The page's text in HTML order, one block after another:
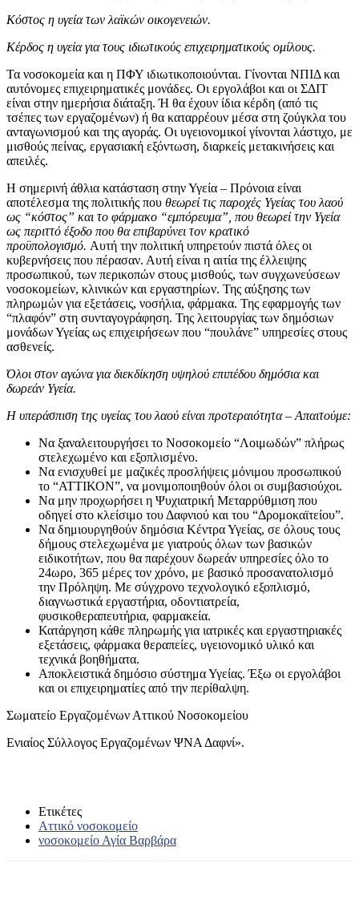
Κόστος η υγεία των λαϊκών οικογενειών.
Κέρδος η υγεία για τους ιδιωτικούς επιχειρηματικούς ομίλους.
Τα νοσοκομεία και η ΠΦΥ ιδιωτικοποιούνται. Γίνονται ΝΠΙΔ και
αυτόνομες επιχειρηματικές μονάδες. Οι εργολάβοι και οι ΣΔΙΤ
είναι στην ημερήσια διάταξη. Ή θα έχουν ίδια κέρδη (από τις
τσέπες των εργαζομένων) ή θα καταρρέουν μέσα στη ζούγκλα του
ανταγωνισμού και της αγοράς. Οι υγειονομικοί γίνονται λάστιχο, με
μισθούς πείνας, εργασιακή εξόντωση, διαρκείς μετακινήσεις και
απειλές.
Η σημερινή άθλια κατάσταση στην Υγεία – Πρόνοια είναι
αποτέλεσμα της πολιτικής που θεωρεί τις παροχές Υγείας του λαού
ως “κόστος” και το φάρμακο “εμπόρευμα”, που θεωρείτην Υγεία
ως περιττό έξοδο που θα επιβαρύνει τον κρατικό
προϋπολογισμό. Αυτή την πολιτική υπηρετούν πιστά όλες οι
κυβερνήσεις που πέρασαν. Αυτή είναι η αιτία της έλλειψης
προσωπικού, των περικοπών στους μισθούς, των συγχωνεύσεων
νοσοκομείων, κλινικών και εργαστηρίων. Της αύξησης των
πληρωμών για εξετάσεις, νοσήλια, φάρμακα. Της εφαρμογής των
“πλαφόν” στη συνταγογράφηση. Της λειτουργίας των δημόσιων
μονάδων Υγείας ως επιχειρήσεων που “πουλάνε” υπηρεσίες στους
ασθενείς.
Όλοι στον αγώνα για διεκδίκηση υψηλού επιπέδου δημόσια και
δωρεάν Υγεία.
Η υπεράσπιση της υγείας του λαού είναι προτεραιότητα – Απαιτούμε:
Να ξαναλειτουργήσει το Νοσοκομείο “Λοιμωδών” πλήρως
στελεχωμένο και εξοπλισμένο.
Να ενισχυθεί με μαζικές προσλήψεις μόνιμου προσωπικού
το “ΑΤΤΙΚΟΝ”, να μονιμοποιηθούν όλοι οι συμβασιούχοι.
Να μην προχωρήσει η Ψυχιατρική Μεταρρύθμιση που
οδηγεί στο κλείσιμο του Δαφνιού και του “Δρομοκαϊτείου”.
Να δημιουργηθούν δημόσια Κέντρα Υγείας, σε όλους τους
δήμους στελεχωμένα με γιατρούς όλων των βασικών
ειδικοτήτων, που θα παρέχουν δωρεάν υπηρεσίες όλο το
24ωρο, 365 μέρες τον χρόνο, με βασικό προσανατολισμό
την Πρόληψη. Με σύγχρονο τεχνολογικό εξοπλισμό,
διαγνωστικά εργαστήρια, οδοντιατρεία,
φυσικοθεραπευτήρια, φαρμακεία.
Κατάργηση κάθε πληρωμής για ιατρικές και εργαστηριακές
εξετάσεις, φάρμακα θεραπείες, υγειονομικό υλικό και
τεχνικά βοηθήματα.
Αποκλειστικά δημόσιο σύστημα Υγείας. Έξω οι εργολάβοι
και οι επιχειρηματίες από την περίθαλψη.
Σωματείο Εργαζομένων Αττικού Νοσοκομείου
Ενιαίος Σύλλογος Εργαζομένων ΨΝΑ Δαφνί».
Ετικέτες
Αττικό νοσοκομείο
νοσοκομείο Αγία Βαρβάρα